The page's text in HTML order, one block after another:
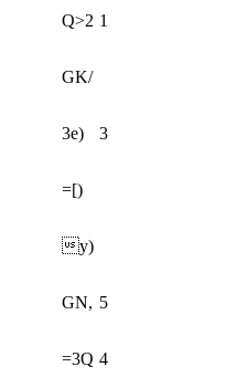
Q>2 1
GK/
3e) 3
=[)
y)
GN, 5
=3Q 4